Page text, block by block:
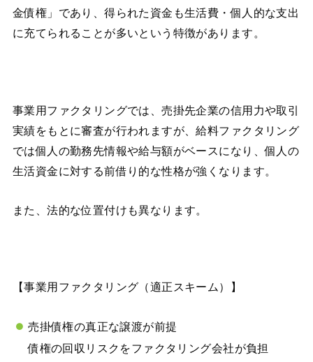
金債権」であり、得られた資金も生活費・個人的な支出
に充てられることが多いという特徴があります。
事業用ファクタリングでは、売掛先企業の信用力や取引
実績をもとに審査が行われますが、給料ファクタリング
では個人の勤務先情報や給与額がベースになり、個人の
生活資金に対する前借り的な性格が強くなります。
また、法的な位置付けも異なります。
【事業用ファクタリング（適正スキーム）】
売掛債権の真正な譲渡が前提
債権の回収リスクをファクタリング会社が負担